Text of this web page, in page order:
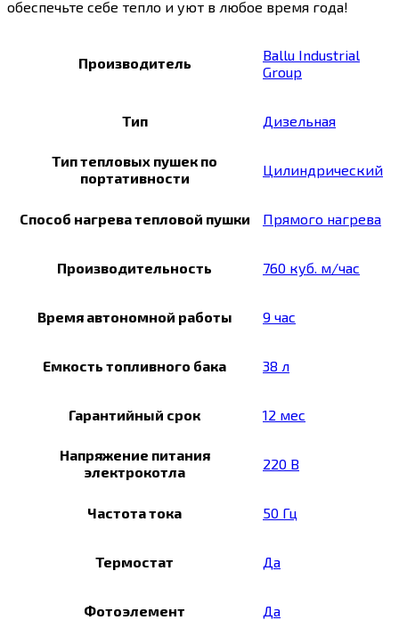
обеспечьте себе тепло и уют в любое время года!
Производитель
Ballu Industrial
Group
Тип Дизельная
Тип тепловых пушек по
портативности
Цилиндрический
Способ нагрева тепловой пушки Прямого нагрева
Производительность 760 куб. м/час
Время автономной работы 9 час
Емкость топливного бака 38 л
Гарантийный срок 12 мес
Напряжение питания
электрокотла
220 В
Частота тока 50 Гц
Термостат Да
Фотоэлемент Да